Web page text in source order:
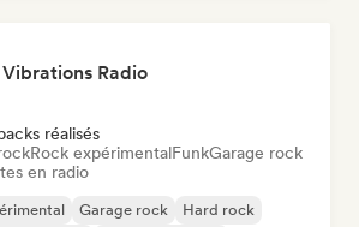
Radio
réalisés
Rock expérimentalFunkGarage rock
en radio
Garage rock
Hard rock